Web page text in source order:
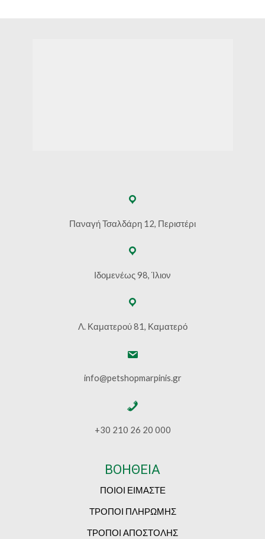
Παναγή Τσαλδάρη 12, Περιστέρι
Ιδομενέως 98, Ίλιον
Λ. Καματερού 81, Καματερό
info@petshopmarpinis.gr
+30 210 26 20 000
ΒΟΗΘΕΙΑ
ΠΟΙΟΙ ΕΙΜΑΣΤΕ
ΤΡΟΠΟΙ ΠΛΗΡΩΜΗΣ
ΤΡΟΠΟΙ ΑΠΟΣΤΟΛΗΣ